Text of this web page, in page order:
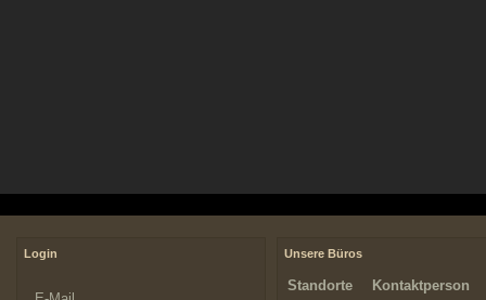
Login Unsere Büros
Standorte Kontaktperson